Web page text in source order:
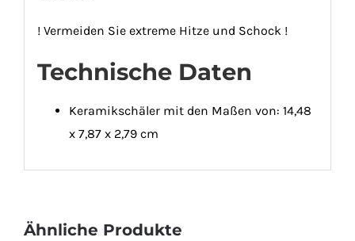
! Vermeiden Sie extreme Hitze und Schock !
Technische Daten
Keramikschäler mit den Maßen von: 14,48
x 7,87 x 2,79 cm
Ähnliche Produkte